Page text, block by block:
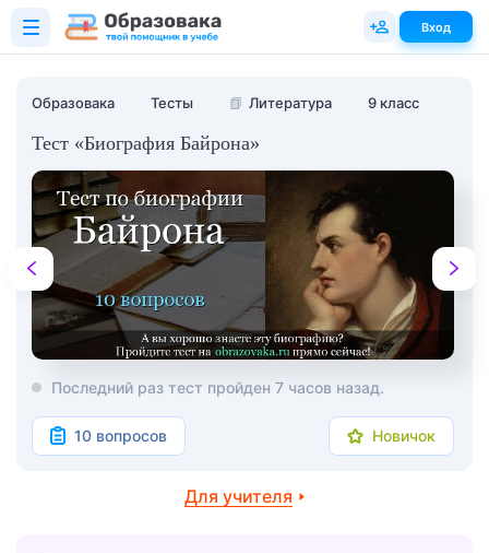
Образовака Тесты 📗 Литература 9 класс
Тест «Биография Байрона»
Последний раз тест пройден 7 часов назад.
10 вопросов Новичок
Для учителя
Вход